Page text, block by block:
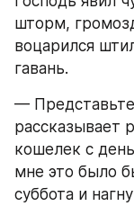
шторм,
воцарился
гавань.
—
рассказывает
кошелек с
мне это было
суббота и